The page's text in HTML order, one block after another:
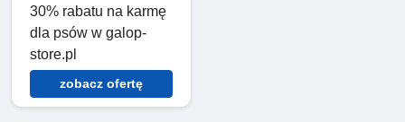
30% rabatu na karmę
dla psów w galop-
store.pl
zobacz ofertę